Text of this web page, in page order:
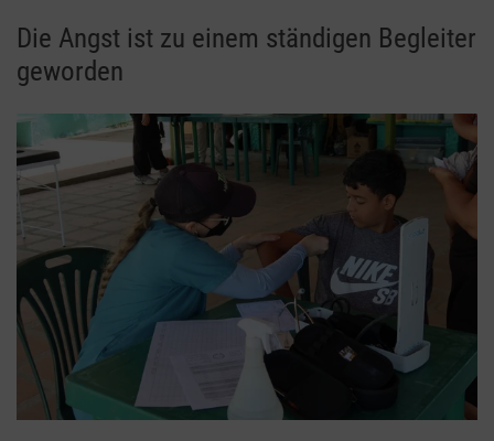
Die Angst ist zu einem ständigen Begleiter
geworden